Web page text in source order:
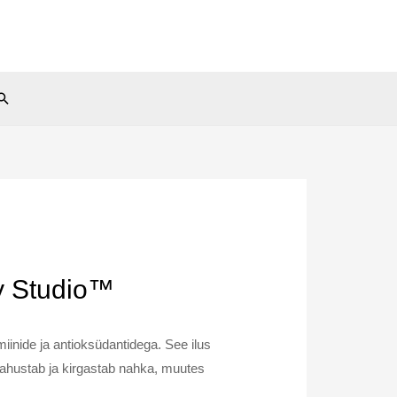
Studio™
ja antioksüdantidega. See ilus
ja kirgastab nahka, muutes